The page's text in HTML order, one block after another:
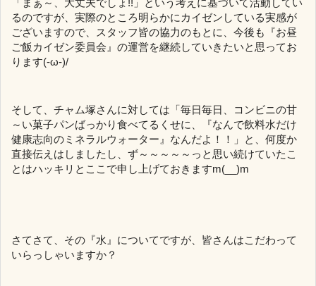
「まぁ～、大丈夫でしょ!!」という考えに基づいて活動してい
るのですが、実際のところ明らかにカイゼンしている実感が
ございますので、スタッフ皆の協力のもとに、今後も『お昼
ご飯カイゼン委員会』の運営を継続していきたいと思ってお
ります(-ω-)/
そして、チャム塚さんに対しては「毎日毎日、コンビニの甘
～い菓子パンばっかり食べてるくせに、『なんで飲料水だけ
健康志向のミネラルウォーター』なんだよ！！」と、何度か
直接伝えはしましたし、ず～～～～～っと思い続けていたこ
とはハッキリとここで申し上げておきますm(__)m
さてさて、その『水』についてですが、皆さんはこだわって
いらっしゃいますか？